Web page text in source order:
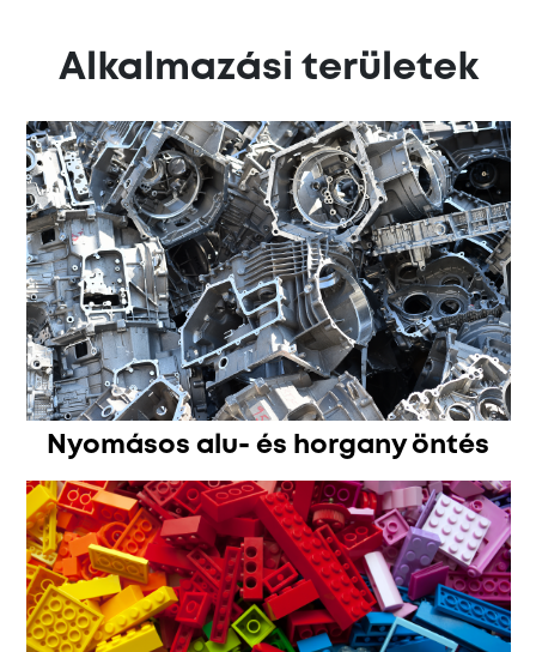
Alkalmazási területek
Nyomásos alu- és horgany öntés